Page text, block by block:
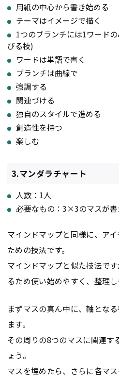
用紙の中心から書き始める
テーマはイメージで描く
1つのブランチには1ワード
びる枝)
ワードは単語で書く
ブランチは曲線で
強調する
関連づける
独自のスタイルで進める
創造性を持つ
楽しむ
3.マンダラチャート
人数：1人
必要なもの：3×3のマスが
マインドマップと同様に、ア
ための技法です。
マインドマップと似た技法で
るため使い始めやすく、整理し
まずマスの真ん中に、軸とな
ます。
その周りの8つのマスに関連す
ょう。
マスを埋めたら、さらに各マス